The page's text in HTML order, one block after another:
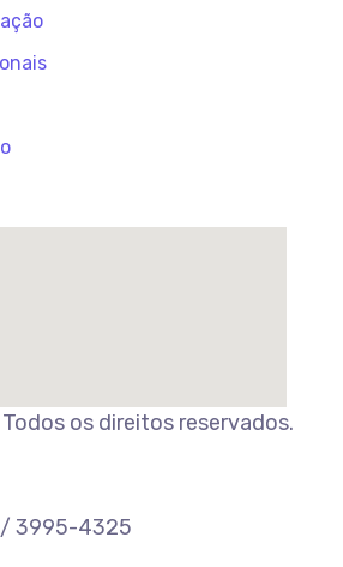
os direitos reservados.
/ 3995-4325